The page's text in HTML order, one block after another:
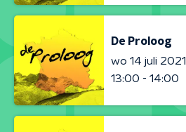
De Proloog
wo 14 juli 2021
13:00 - 14:00